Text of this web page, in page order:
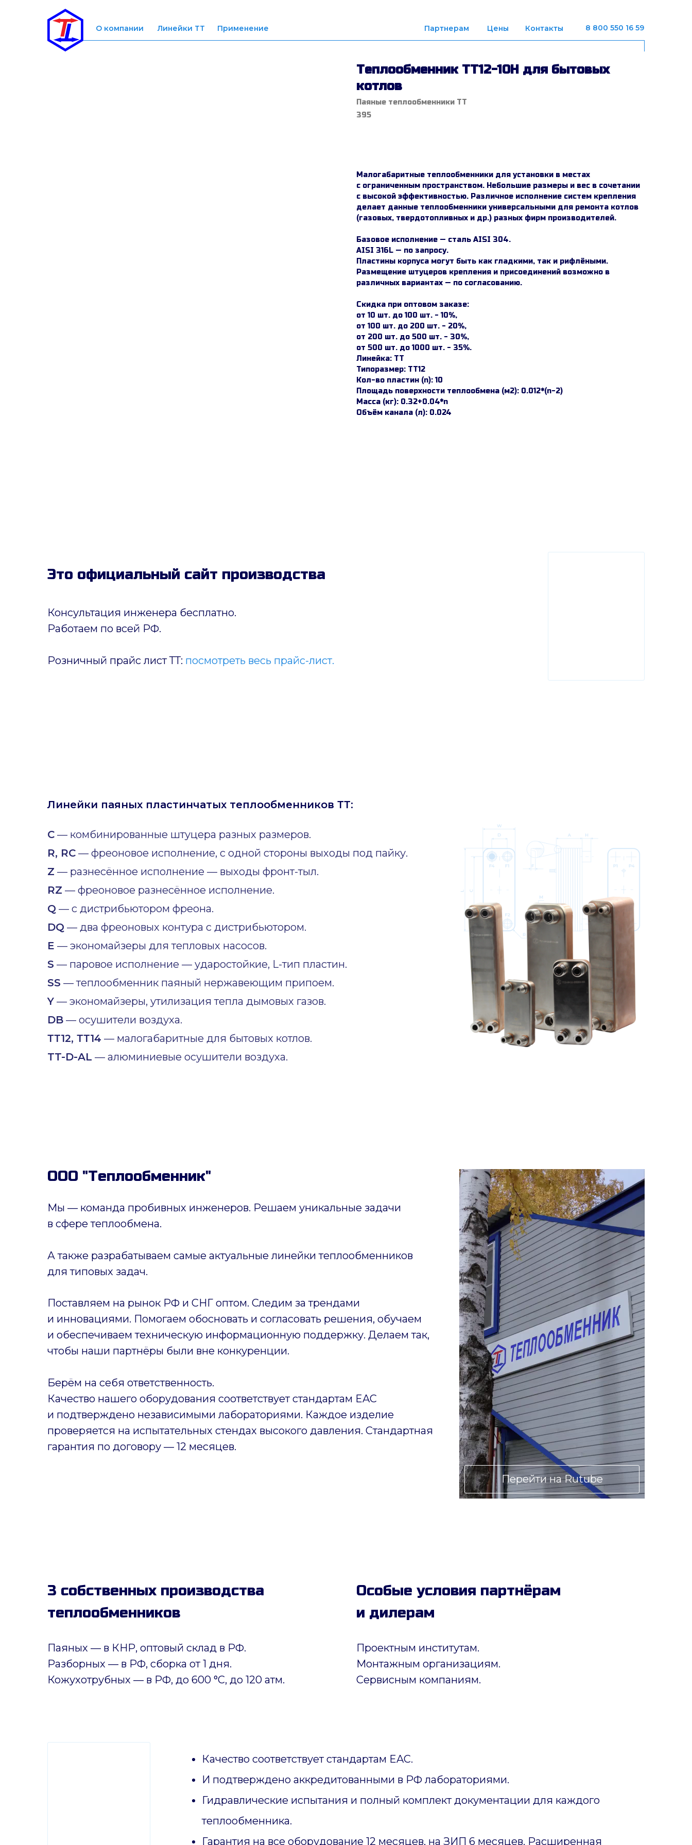
8 800 550 16 59
О компании Линейки ТТ Применение Партнерам Цены Контакты
Теплообменник ТТ12-10H для бытовых
котлов
Паяные теплообменники TT
395
Малогабаритные теплообменники для установки в местах
с ограниченным пространством. Небольшие размеры и вес в сочетании
с высокой эффективностью. Различное исполнение систем крепления
делает данные теплообменники универсальными для ремонта котлов
(газовых, твердотопливных и др.) разных фирм производителей.
Базовое исполнение — сталь AISI 304.
AISI 316L — по запросу.
Пластины корпуса могут быть как гладкими, так и рифлёными.
Размещение штуцеров крепления и присоединений возможно в
различных вариантах — по согласованию.
Скидка при оптовом заказе:
от 10 шт. до 100 шт. - 10%,
от 100 шт. до 200 шт. - 20%,
от 200 шт. до 500 шт. - 30%,
от 500 шт. до 1000 шт. - 35%.
Линейка: TT
Типоразмер: ТТ12
Кол-во пластин (n): 10
Площадь поверхности теплообмена (м2): 0.012*(n-2)
Масса (кг): 0.32+0.04*n
Объём канала (л): 0.024
Консультация инженера бесплатно.
Работаем по всей РФ.
Розничный прайс лист ТТ: посмотреть весь прайс-лист.
Это официальный сайт производства
Линейки паяных пластинчатых теплообменников ТТ:
C — комбинированные штуцера разных размеров.
R, RC — фреоновое исполнение, с одной стороны выходы под пайку.
Z — разнесённое исполнение — выходы фронт-тыл.
RZ — фреоновое разнесённое исполнение.
Q — с дистрибьютором фреона.
DQ — два фреоновых контура с дистрибьютором.
E — экономайзеры для тепловых насосов.
S — паровое исполнение — ударостойкие, L-тип пластин.
SS — теплообменник паяный нержавеющим припоем.
Y — экономайзеры, утилизация тепла дымовых газов.
DB — осушители воздуха.
ТТ12, ТТ14 — малогабаритные для бытовых котлов.
TT-D-AL — алюминиевые осушители воздуха.
ООО "Теплообменник"
Мы — команда пробивных инженеров. Решаем уникальные задачи
в сфере теплообмена.
А также разрабатываем самые актуальные линейки теплообменников
для типовых задач.
Берём на себя ответственность.
Качество нашего оборудования соответствует стандартам EAC
и подтверждено независимыми лабораториями. Каждое изделие
проверяется на испытательных стендах высокого давления. Стандартная
гарантия по договору — 12 месяцев.
Поставляем на рынок РФ и СНГ оптом. Следим за трендами
и инновациями. Помогаем обосновать и согласовать решения, обучаем
и обеспечиваем техническую информационную поддержку. Делаем так,
чтобы наши партнёры были вне конкуренции.
Перейти на Rutube
3 собственных производства
теплообменников
Паяных — в КНР, оптовый склад в РФ.
Разборных — в РФ, сборка от 1 дня.
Кожухотрубных — в РФ, до 600 °C, до 120 атм.
Особые условия партнёрам
и дилерам
Проектным институтам.
Монтажным организациям.
Сервисным компаниям.
Качество соответствует стандартам EAC.
И подтверждено аккредитованными в РФ лабораториями.
Гидравлические испытания и полный комплект документации для каждого
теплообменника.
Гарантия на все оборудование 12 месяцев, на ЗИП 6 месяцев. Расширенная